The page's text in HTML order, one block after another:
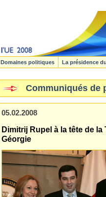
Domaines politiques La présidence
Communiqués de
05.02.2008
Dimitrij Rupel à la tête de
Géorgie